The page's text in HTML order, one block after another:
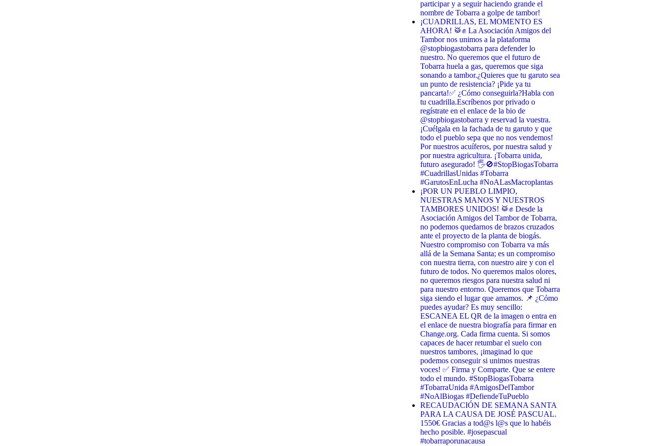
participar y a seguir haciendo grande el
nombre de Tobarra a golpe de tambor!
¡CUADRILLAS, EL MOMENTO ES
AHORA! 🥁✊ La Asociación Amigos del
Tambor nos unimos a la plataforma
@stopbiogastobarra para defender lo
nuestro. No queremos que el futuro de
Tobarra huela a gas, queremos que siga
sonando a tambor. ​¿Quieres que tu garuto sea
un punto de resistencia? ¡Pide ya tu
pancarta! ​✅ ¿Cómo conseguirla? ​Habla con
tu cuadrilla. ​Escríbenos por privado o
regístrate en el enlace de la bio de
@stopbiogastobarra y reservad la vuestra. ​
¡Cuélgala en la fachada de tu garuto y que
todo el pueblo sepa que no nos vendemos! ​
Por nuestros acuíferos, por nuestra salud y
por nuestra agricultura. ¡Tobarra unida,
futuro asegurado! 🖐️🚫 ​#StopBiogasTobarra
#CuadrillasUnidas #Tobarra
#GarutosEnLucha #NoALasMacroplantas
¡POR UN PUEBLO LIMPIO,
NUESTRAS MANOS Y NUESTROS
TAMBORES UNIDOS! 🥁✊ Desde la
Asociación Amigos del Tambor de Tobarra,
no podemos quedarnos de brazos cruzados
ante el proyecto de la planta de biogás.
Nuestro compromiso con Tobarra va más
allá de la Semana Santa; es un compromiso
con nuestra tierra, con nuestro aire y con el
futuro de todos. No queremos malos olores,
no queremos riesgos para nuestra salud ni
para nuestro entorno. Queremos que Tobarra
siga siendo el lugar que amamos. 📌 ¿Cómo
puedes ayudar? Es muy sencillo:
ESCANEA EL QR de la imagen o entra en
el enlace de nuestra biografía para firmar en
Change.org. Cada firma cuenta. Si somos
capaces de hacer retumbar el suelo con
nuestros tambores, ¡imaginad lo que
podemos conseguir si unimos nuestras
voces! ✅ Firma y Comparte. Que se entere
todo el mundo. #StopBiogasTobarra
#TobarraUnida #AmigosDelTambor
#NoAlBiogas #DefiendeTuPueblo
RECAUDACIÓN DE SEMANA SANTA
PARA LA CAUSA DE JOSÉ PASCUAL.
1550€ Gracias a tod@s l@s que lo habéis
hecho posible. #josepascual
#tobarraporunacausa